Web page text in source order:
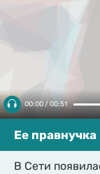
00:00 / 00:51
Ее
В Сети